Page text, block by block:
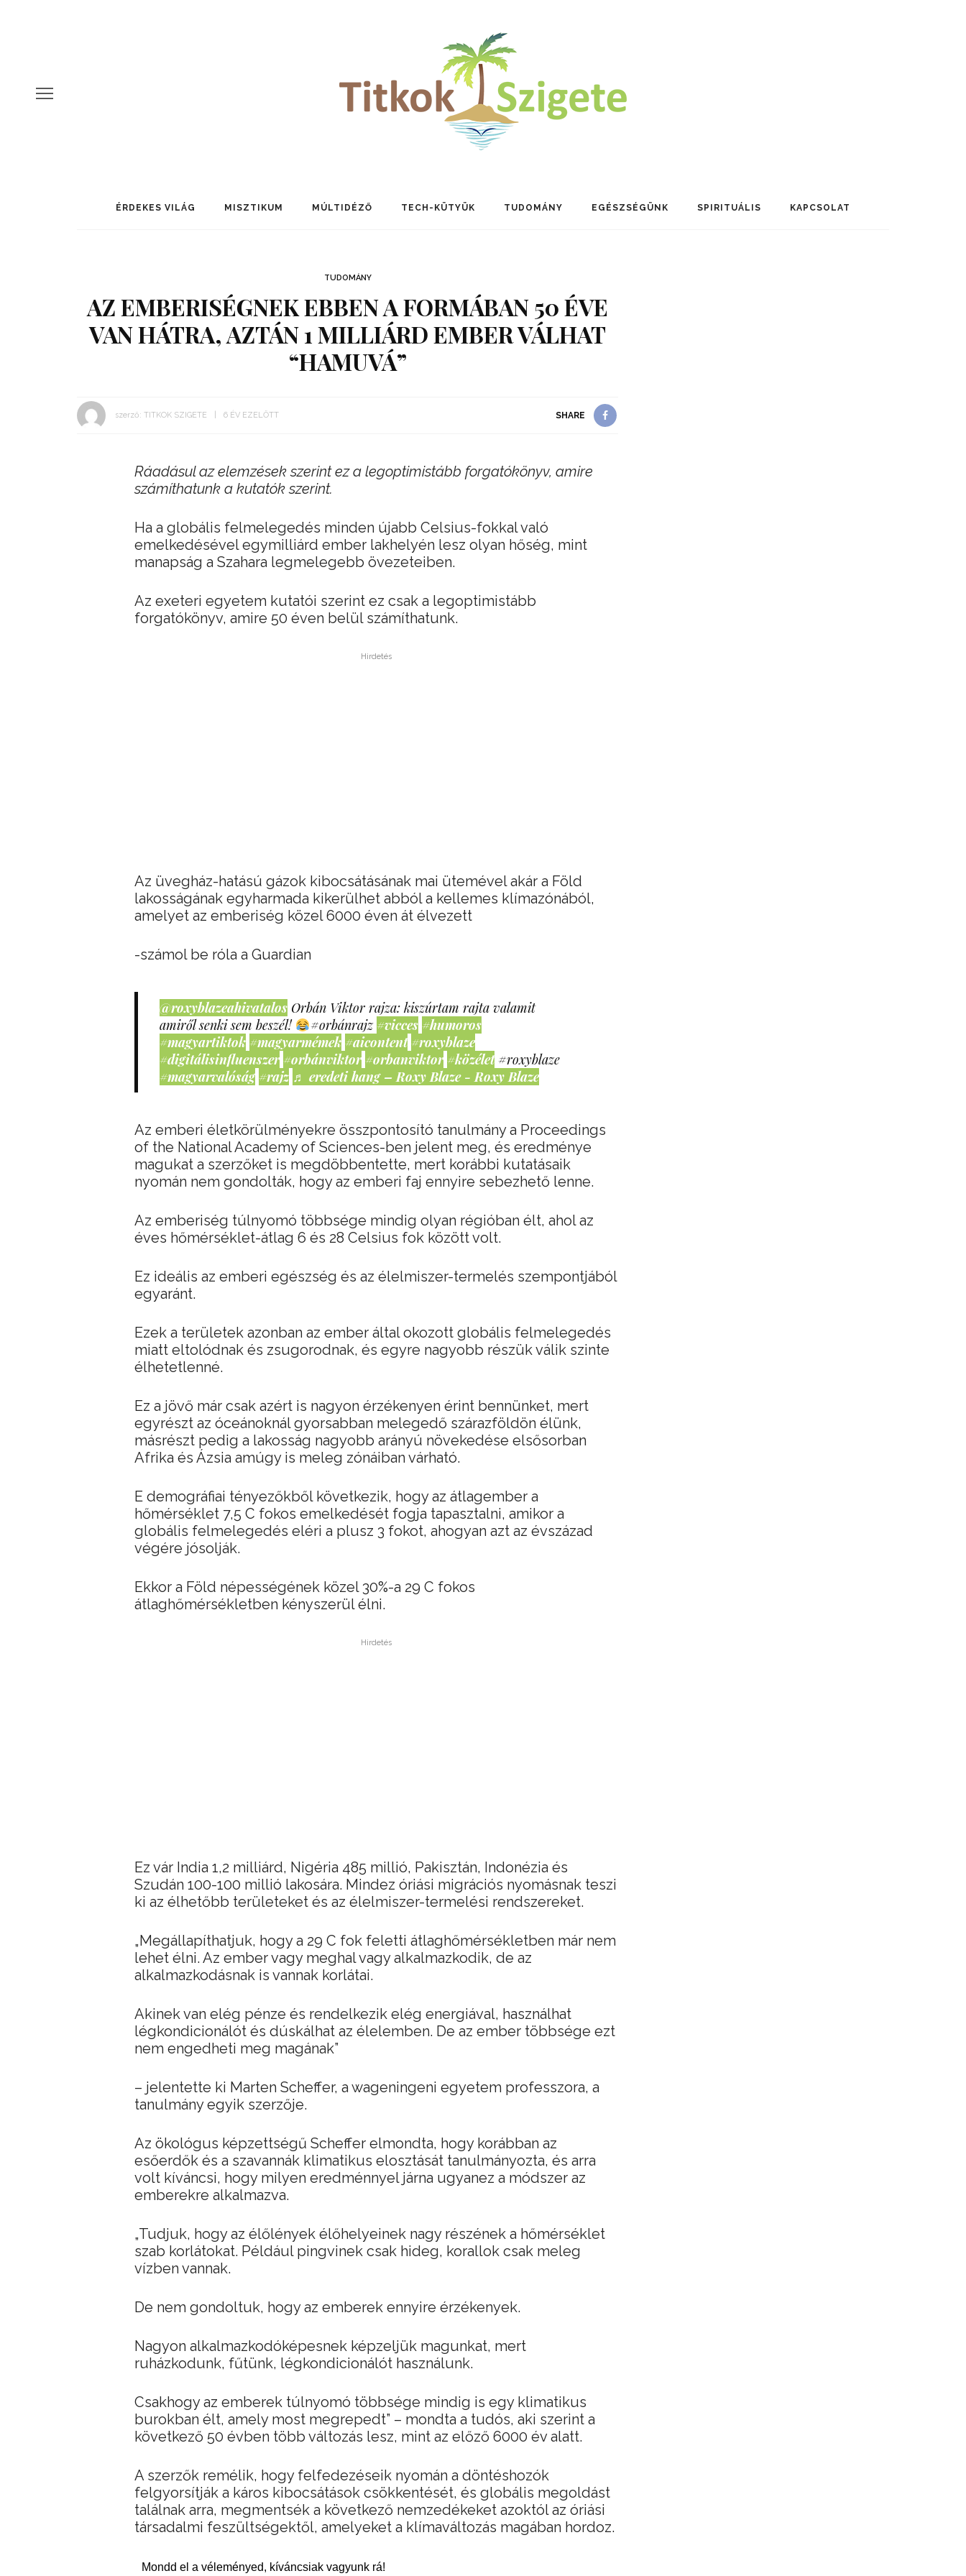
ÉRDEKES VILÁG MISZTIKUM MÚLTIDÉZŐ TECH-KÜTYÜK TUDOMÁNY EGÉSZSÉGÜNK SPIRITUÁLIS KAPCSOLAT
TUDOMÁNY
AZ EMBERISÉGNEK EBBEN A FORMÁBAN 50 ÉVE
VAN HÁTRA, AZTÁN 1 MILLIÁRD EMBER VÁLHAT
“HAMUVÁ”
szerző: TITKOK SZIGETE 6 ÉV EZELŐTT SHARE
Ráadásul az elemzések szerint ez a legoptimistább forgatókönyv, amire
számíthatunk a kutatók szerint.
Ha a globális felmelegedés minden újabb Celsius-fokkal való
emelkedésével egymilliárd ember lakhelyén lesz olyan hőség, mint
manapság a Szahara legmelegebb övezeteiben.
Az exeteri egyetem kutatói szerint ez csak a legoptimistább
forgatókönyv, amire 50 éven belül számíthatunk.
Hirdetés
Az üvegház-hatású gázok kibocsátásának mai ütemével akár a Föld
lakosságának egyharmada kikerülhet abból a kellemes klímazónából,
amelyet az emberiség közel 6000 éven át élvezett
-számol be róla a Guardian
@roxyblazeahivatalos Orbán Viktor rajza: kiszúrtam rajta valamit
amiről senki sem beszél!
#orbánrajz #vicces #humoros
#magyartiktok #magyarmémek #aicontent #roxyblaze
#digitálisinfluenszer #orbánviktor #orbanviktor #közélet #roxyblaze
#magyarvalóság #rajz ♬ eredeti hang – Roxy Blaze - Roxy Blaze
Az emberi életkörülményekre összpontosító tanulmány a Proceedings
of the National Academy of Sciences-ben jelent meg, és eredménye
magukat a szerzőket is megdöbbentette, mert korábbi kutatásaik
nyomán nem gondolták, hogy az emberi faj ennyire sebezhető lenne.
Az emberiség túlnyomó többsége mindig olyan régióban élt, ahol az
éves hőmérséklet-átlag 6 és 28 Celsius fok között volt.
Ez ideális az emberi egészség és az élelmiszer-termelés szempontjából
egyaránt.
Ezek a területek azonban az ember által okozott globális felmelegedés
miatt eltolódnak és zsugorodnak, és egyre nagyobb részük válik szinte
élhetetlenné.
Ez a jövő már csak azért is nagyon érzékenyen érint bennünket, mert
egyrészt az óceánoknál gyorsabban melegedő szárazföldön élünk,
másrészt pedig a lakosság nagyobb arányú növekedése elsősorban
Afrika és Ázsia amúgy is meleg zónáiban várható.
E demográfiai tényezőkből következik, hogy az átlagember a
hőmérséklet 7,5 C fokos emelkedését fogja tapasztalni, amikor a
globális felmelegedés eléri a plusz 3 fokot, ahogyan azt az évszázad
végére jósolják.
Ekkor a Föld népességének közel 30%-a 29 C fokos
átlaghőmérsékletben kényszerül élni.
Hirdetés
Ez vár India 1,2 milliárd, Nigéria 485 millió, Pakisztán, Indonézia és
Szudán 100-100 millió lakosára. Mindez óriási migrációs nyomásnak teszi
ki az élhetőbb területeket és az élelmiszer-termelési rendszereket.
„Megállapíthatjuk, hogy a 29 C fok feletti átlaghőmérsékletben már nem
lehet élni. Az ember vagy meghal vagy alkalmazkodik, de az
alkalmazkodásnak is vannak korlátai.
Akinek van elég pénze és rendelkezik elég energiával, használhat
légkondicionálót és dúskálhat az élelemben. De az ember többsége ezt
nem engedheti meg magának”
– jelentette ki Marten Scheffer, a wageningeni egyetem professzora, a
tanulmány egyik szerzője.
Az ökológus képzettségű Scheffer elmondta, hogy korábban az
esőerdők és a szavannák klimatikus elosztását tanulmányozta, és arra
volt kíváncsi, hogy milyen eredménnyel járna ugyanez a módszer az
emberekre alkalmazva.
„Tudjuk, hogy az élőlények élőhelyeinek nagy részének a hőmérséklet
szab korlátokat. Például pingvinek csak hideg, korallok csak meleg
vízben vannak.
De nem gondoltuk, hogy az emberek ennyire érzékenyek.
Nagyon alkalmazkodóképesnek képzeljük magunkat, mert
ruházkodunk, fűtünk, légkondicionálót használunk.
Csakhogy az emberek túlnyomó többsége mindig is egy klimatikus
burokban élt, amely most megrepedt” – mondta a tudós, aki szerint a
következő 50 évben több változás lesz, mint az előző 6000 év alatt.
A szerzők remélik, hogy felfedezéseik nyomán a döntéshozók
felgyorsítják a káros kibocsátások csökkentését, és globális megoldást
találnak arra, megmentsék a következő nemzedékeket azoktól az óriási
társadalmi feszültségektől, amelyeket a klímaváltozás magában hordoz.
Mondd el a véleményed, kíváncsiak vagyunk rá!